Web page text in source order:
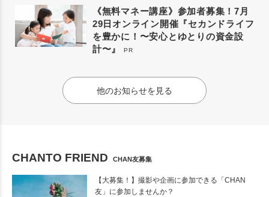
《無料マネー講座》参加者募集！7月
29日オンライン開催『セカンドライフ
を豊かに！〜安心とゆとりの資金設
計〜』
PR
他のお知らせを見る
CHANTO FRIEND CHAN友募集
【大募集！】撮影や企画に参加できる「CHAN
友」に参加しませんか？